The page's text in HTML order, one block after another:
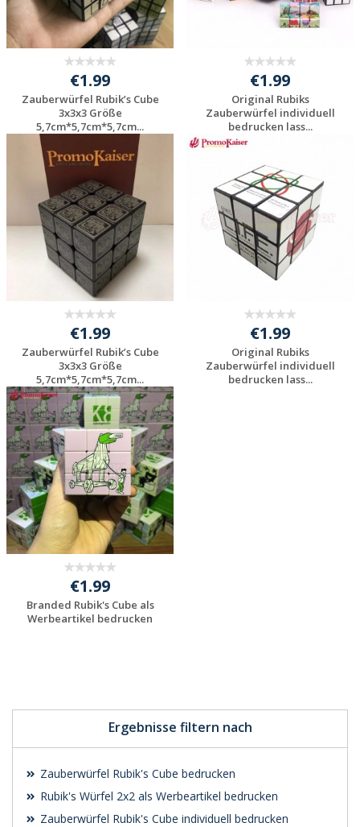
Ergebnisse filtern nach
Zauberwürfel Rubik's Cube bedrucken
Rubik's Würfel 2x2 als Werbeartikel bedrucken
Zauberwürfel Rubik's Cube individuell bedrucken
€1.99
Zauberwürfel Rubik’s Cube
3x3x3 Größe
5,7cm*5,7cm*5,7cm...
€1.99
Original Rubiks
Zauberwürfel individuell
bedrucken lass...
€1.99
Zauberwürfel Rubik’s Cube
3x3x3 Größe
5,7cm*5,7cm*5,7cm...
€1.99
Original Rubiks
Zauberwürfel individuell
bedrucken lass...
€1.99
Branded Rubik's Cube als
Werbeartikel bedrucken